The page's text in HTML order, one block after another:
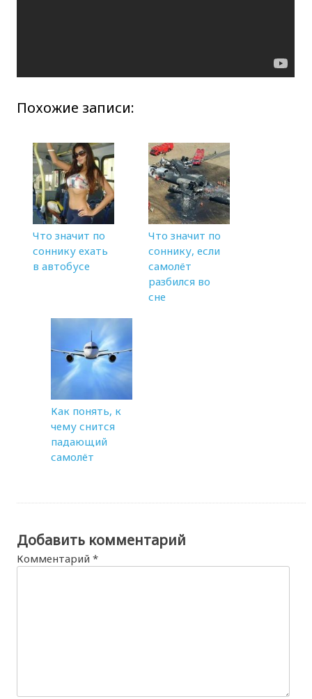
Похожие записи:
Что значит по
соннику ехать
в автобусе
Что значит по
соннику, если
самолёт
разбился во
сне
Как понять, к
чему снится
падающий
самолёт
Добавить комментарий
Комментарий*